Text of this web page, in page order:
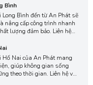
cho ngôi nhà của bạn.
Bình
Bình đến từ An Phát sẽ
nâng cấp công trình nhanh
lượng đảm bảo. Liên hệ
trọn gói cho ngôi nhà
Nai của An Phát mang
giúp không gian sống
theo thời gian. Liên hệ với